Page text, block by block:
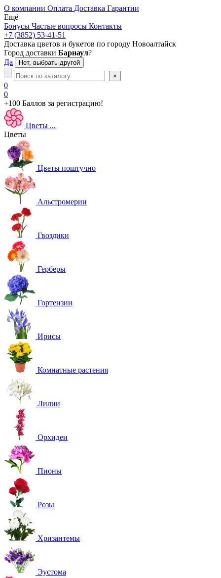
О компании Оплата Доставка Гарантии
Ещё
Бонусы Частые вопросы Контакты
+7 (3852) 53-41-51
Доставка цветов и букетов по городу Новоалтайск
Город доставки Барнаул?
Да
Нет, выбрать другой
×
0
0
+100 Баллов за регистрацию!
Цветы ...
Цветы
Цветы поштучно
Альстромерии
Гвоздики
Герберы
Гортензии
Ирисы
Комнатные растения
Лилии
Орхидеи
Пионы
Розы
Хризантемы
Эустома